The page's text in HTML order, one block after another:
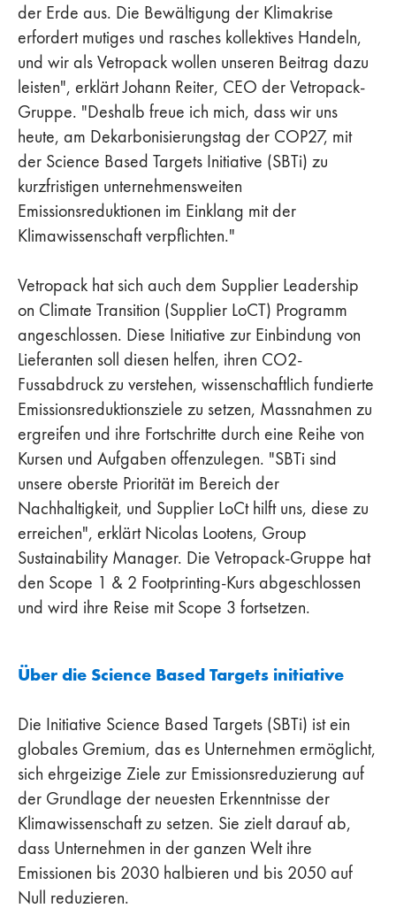
der Erde aus. Die Bewältigung der Klimakrise
erfordert mutiges und rasches kollektives Handeln,
und wir als Vetropack wollen unseren Beitrag dazu
leisten", erklärt Johann Reiter, CEO der Vetropack-
Gruppe. "Deshalb freue ich mich, dass wir uns
heute, am Dekarbonisierungstag der COP27, mit
der Science Based Targets Initiative (SBTi) zu
kurzfristigen unternehmensweiten
Emissionsreduktionen im Einklang mit der
Klimawissenschaft verpflichten."
Vetropack hat sich auch dem Supplier Leadership
on Climate Transition (Supplier LoCT) Programm
angeschlossen. Diese Initiative zur Einbindung von
Lieferanten soll diesen helfen, ihren CO2-
Fussabdruck zu verstehen, wissenschaftlich fundierte
Emissionsreduktionsziele zu setzen, Massnahmen zu
ergreifen und ihre Fortschritte durch eine Reihe von
Kursen und Aufgaben offenzulegen. "SBTi sind
unsere oberste Priorität im Bereich der
Nachhaltigkeit, und Supplier LoCt hilft uns, diese zu
erreichen", erklärt Nicolas Lootens, Group
Sustainability Manager. Die Vetropack-Gruppe hat
den Scope 1 & 2 Footprinting-Kurs abgeschlossen
und wird ihre Reise mit Scope 3 fortsetzen.
Über die Science Based Targets initiative
Die Initiative Science Based Targets (SBTi) ist ein
globales Gremium, das es Unternehmen ermöglicht,
sich ehrgeizige Ziele zur Emissionsreduzierung auf
der Grundlage der neuesten Erkenntnisse der
Klimawissenschaft zu setzen. Sie zielt darauf ab,
dass Unternehmen in der ganzen Welt ihre
Emissionen bis 2030 halbieren und bis 2050 auf
Null reduzieren.